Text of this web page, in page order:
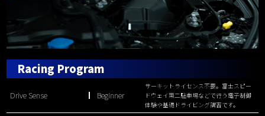
Racing Program
Drive Sense Beginner
サーキットライセンス不要。富士スピー
ドウェイ第二駐車場などで行う電子制御
体験や基礎ドライビング講習です。